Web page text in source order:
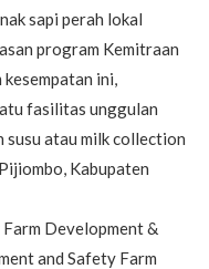
sapi perah lokal
program Kemitraan
kesempatan ini,
fasilitas unggulan
susu atau milk collection
Kabupaten
Development &
and Safety Farm